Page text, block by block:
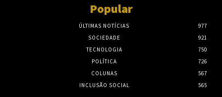
Popular
ÚLTIMAS NOTÍCIAS
977
SOCIEDADE
921
TECNOLOGIA
750
POLÍTICA
726
COLUNAS
567
INCLUSÃO SOCIAL
565